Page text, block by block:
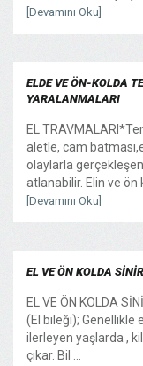
[Devamını Oku]
ELDE VE ÖN-KOLDA
YARALANMALARI
EL
aletle, cam
olaylarla
atlanabilir. Elin ve ön
[Devamını Oku]
EL VE ÖN KOLDA
EL VE ÖN KOLDA
(El bileği); Genellikle
ilerleyen yaşlarda ,
çıkar. Bil ...